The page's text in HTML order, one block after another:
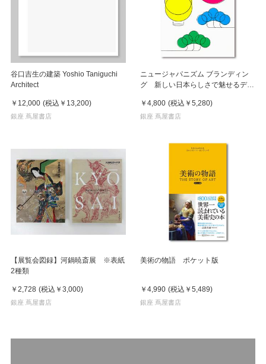
谷口吉生の建築 Yoshio Taniguchi
Architect
￥12,000 (税込 ￥13,200)
銀座 蔦屋書店
ニュージャパニズム ブランディン
グ 新しい日本らしさで魅せるデザ
￥4,800 (税込 ￥5,280)
銀座 蔦屋書店
【展覧会図録】河鍋暁斎展 ※表紙
2種類
￥2,728 (税込 ￥3,000)
銀座 蔦屋書店
美術の物語 ポケット版
￥4,990 (税込 ￥5,489)
銀座 蔦屋書店